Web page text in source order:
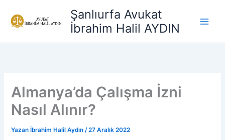
atla
Şanlıurfa Avukat
İbrahim Halil AYDIN
Almanya’da Çalışma İzni
Nasıl Alınır?
Yazan İbrahim Halil Aydın/27 Aralık 2022